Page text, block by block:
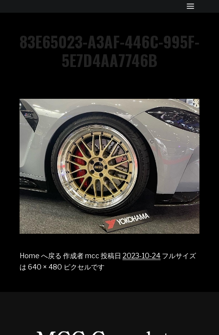
83E65023-A3AF-446C-995F-
5E7D4AA7746B
Home へ戻る 作成者mcc投稿日 2023-10-24 フルサイズ
は 640 × 480 ピクセルです